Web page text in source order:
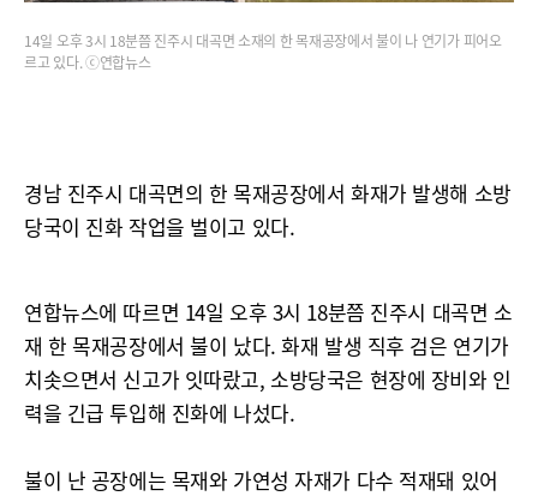
14일 오후 3시 18분쯤 진주시 대곡면 소재의 한 목재공장에서 불이 나 연기가 피어오
르고 있다. ⓒ연합뉴스
경남 진주시 대곡면의 한 목재공장에서 화재가 발생해 소방
당국이 진화 작업을 벌이고 있다.
연합뉴스에 따르면 14일 오후 3시 18분쯤 진주시 대곡면 소
재 한 목재공장에서 불이 났다. 화재 발생 직후 검은 연기가
치솟으면서 신고가 잇따랐고, 소방당국은 현장에 장비와 인
력을 긴급 투입해 진화에 나섰다.
불이 난 공장에는 목재와 가연성 자재가 다수 적재돼 있어